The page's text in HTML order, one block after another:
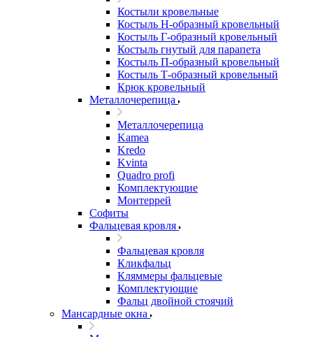
Костыли кровельные
Костыль H-образный кровельный
Костыль Г-образный кровельный
Костыль гнутый для парапета
Костыль П-образный кровельный
Костыль Т-образный кровельный
Крюк кровельный
Металлочерепица
Металлочерепица
Kamea
Kredo
Kvinta
Quadro profi
Комплектующие
Монтеррей
Софиты
Фальцевая кровля
Фальцевая кровля
Кликфальц
Кляммеры фальцевые
Комплектующие
Фальц двойной стоячий
Мансардные окна